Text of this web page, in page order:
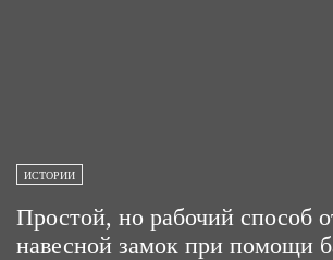
ИСТОРИИ
Простой, но рабочий способ
навесной замок при помощи